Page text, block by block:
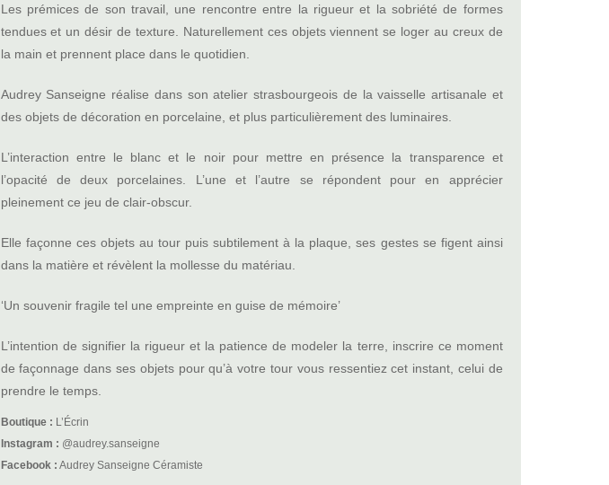
Les prémices de son travail, une rencontre entre la rigueur et la sobriété de formes
tendues et un désir de texture. Naturellement ces objets viennent se loger au creux de
la main et prennent place dans le quotidien.
Audrey Sanseigne réalise dans son atelier strasbourgeois de la vaisselle artisanale et
des objets de décoration en porcelaine, et plus particulièrement des luminaires.
L’interaction entre le blanc et le noir pour mettre en présence la transparence et
l’opacité de deux porcelaines. L’une et l’autre se répondent pour en apprécier
pleinement ce jeu de clair-obscur.
Elle façonne ces objets au tour puis subtilement à la plaque, ses gestes se figent ainsi
dans la matière et révèlent la mollesse du matériau.
‘Un souvenir fragile tel une empreinte en guise de mémoire’
L’intention de signifier la rigueur et la patience de modeler la terre, inscrire ce moment
de façonnage dans ses objets pour qu’à votre tour vous ressentiez cet instant, celui de
prendre le temps.
Boutique : L’Écrin
Instagram : @audrey.sanseigne
Facebook : Audrey Sanseigne Céramiste